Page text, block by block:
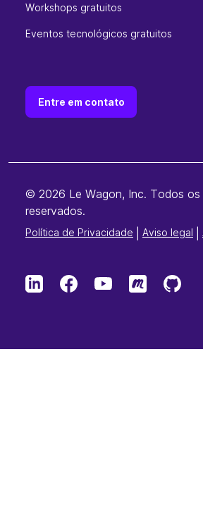
Workshops gratuitos
Eventos tecnológicos gratuitos
Entre em contato
© 2026 Le Wagon, Inc. Todos os
reservados.
Política de Privacidade Aviso legal